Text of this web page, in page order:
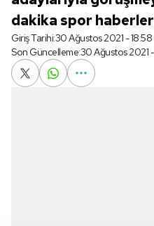
dakika spor
Giriş Tarihi:30 Ağustos 2021 - 18:58
Son Güncelleme:30 Ağustos 2021 -